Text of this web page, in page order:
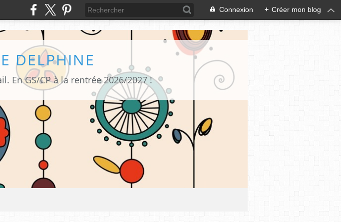
Connexion + Créer mon blog
DELPHINE
En GS/CP à la rentrée 2026/2027 !